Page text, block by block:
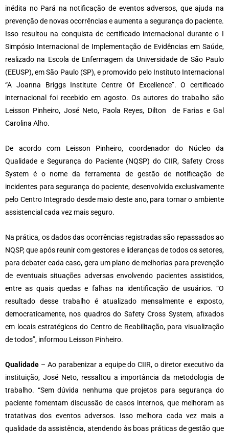
inédita no Pará na notificação de eventos adversos, que ajuda na
prevenção de novas ocorrências e aumenta a segurança do paciente.
Isso resultou na conquista de certificado internacional durante o I
Simpósio Internacional de Implementação de Evidências em Saúde,
realizado na Escola de Enfermagem da Universidade de São Paulo
(EEUSP), em São Paulo (SP), e promovido pelo Instituto Internacional
“A Joanna Briggs Institute Centre Of Excellence”. O certificado
internacional foi recebido em agosto. Os autores do trabalho são
Leisson Pinheiro, José Neto, Paola Reyes, Dilton de Farias e Gal
Carolina Alho.
De acordo com Leisson Pinheiro, coordenador do Núcleo da
Qualidade e Segurança do Paciente (NQSP) do CIIR, Safety Cross
System é o nome da ferramenta de gestão de notificação de
incidentes para segurança do paciente, desenvolvida exclusivamente
pelo Centro Integrado desde maio deste ano, para tornar o ambiente
assistencial cada vez mais seguro.
Na prática, os dados das ocorrências registradas são repassados ao
NQSP, que após reunir com gestores e lideranças de todos os setores,
para debater cada caso, gera um plano de melhorias para prevenção
de eventuais situações adversas envolvendo pacientes assistidos,
entre as quais quedas e falhas na identificação de usuários. “O
resultado desse trabalho é atualizado mensalmente e exposto,
democraticamente, nos quadros do Safety Cross System, afixados
em locais estratégicos do Centro de Reabilitação, para visualização
de todos”, informou Leisson Pinheiro.
Qualidade – Ao parabenizar a equipe do CIIR, o diretor executivo da
instituição, José Neto, ressaltou a importância da metodologia de
trabalho. “Sem dúvida nenhuma que projetos para segurança do
paciente fomentam discussão de casos internos, que melhoram as
tratativas dos eventos adversos. Isso melhora cada vez mais a
qualidade da assistência, atendendo às boas práticas de gestão que